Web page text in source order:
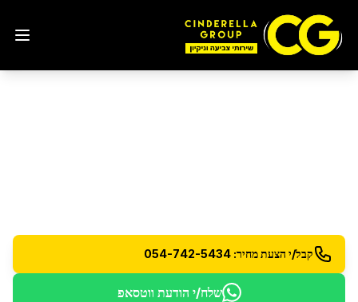
קבל/י הצעת מחיר: 054-742-5434
שלח/י הודעת ווטסאפ